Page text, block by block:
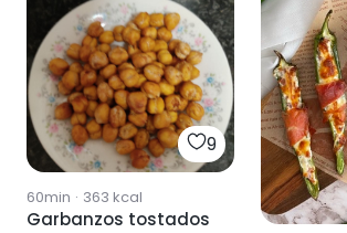
9
60min · 363 kcal
Garbanzos tostados